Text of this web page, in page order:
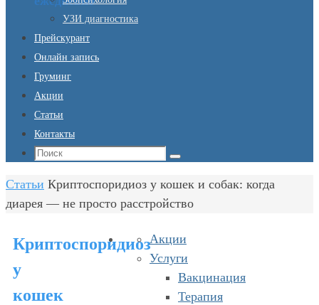
УЗИ диагностика
Прейскурант
Онлайн запись
Груминг
Акции
Статьи
Контакты
Что
Поиск
Главная
Статьи Криптоспоридиоз у кошек и собак: когда
диарея — не просто расстройство
Криптоспоридиоз
у
кошек
Акции
Услуги
Вакцинация
Терапия